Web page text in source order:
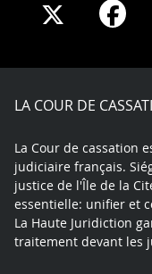
Share
X
LA COUR DE
La Cour de cassation
judiciaire français.
justice de l'Île de la
essentielle: unifier et
La Haute Juridiction
traitement devant les